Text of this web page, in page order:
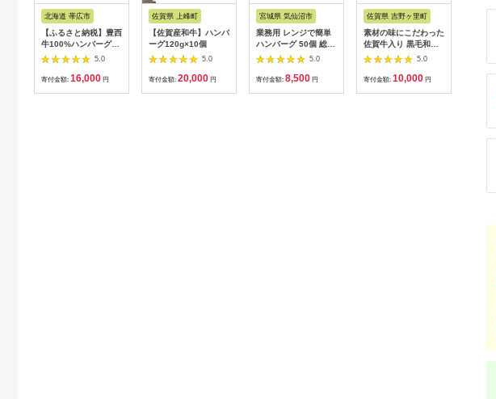
北海道 帯広市
【ふるさと納税】豊西
牛100%ハンバーグ
10枚セット【配送不
可地域：離島】
【1483593】
5.0
寄付金額: 16,000 円
佐賀県 上峰町
【佐賀産和牛】ハンバ
ーグ120g×10個
5.0
寄付金額: 20,000 円
宮城県 気仙沼市
業務用 レンジで簡単
ハンバーグ 50個 総重
量3kg (60g×25個
入)×2袋 大容量 時短
簡単調理 便利 肉 お肉
5.0
寄付金額: 8,500 円
佐賀県 吉野ヶ里町
素材の味にこだわった
佐賀牛入り 黒毛和牛
ハンバーグ 1.4kg
(140g×10個) がばい
ばーぐ 吉野ヶ里町/石
5.0
寄付金額: 10,000 円
漢方
バー